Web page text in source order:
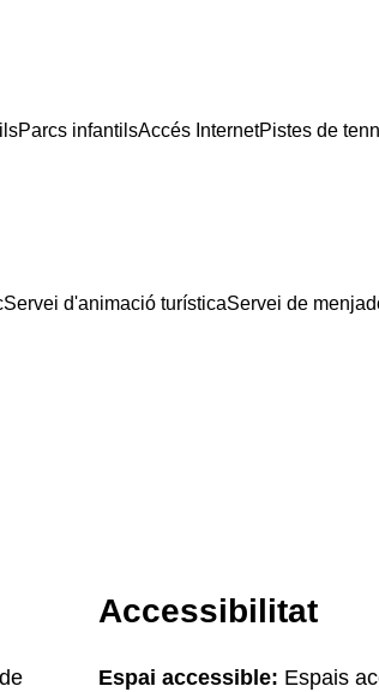
Parcs infantilsAccés InternetPistes de
Servei d'animació turísticaServei de
Accessibilitat
Espai accessible: Espais